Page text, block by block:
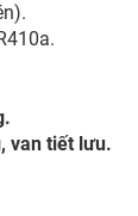
van tiết lưu.